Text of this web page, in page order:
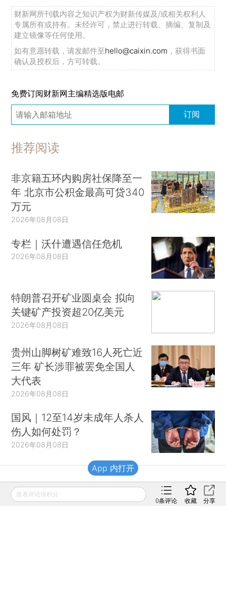
财新网所刊载内容之知识产权为财新传媒及/或相关权利人
专属所有或持有。未经许可，禁止进行转载、摘编、复制及
建立镜像等任何使用。
如有意愿转载，请发邮件至hello@caixin.com ，获得书面
确认及授权后，方可转载。
免费订阅财新网主编精选版电邮
订阅
推荐阅读
非京籍五环内购房社保降至一
年 北京市公积金最高可贷340
万元
2026年08月08日
专栏｜沃什遭遇信任危机
2026年08月08日
特朗普召开矿业圆桌会 拟向
关键矿产投资超20亿美元
2026年08月08日
贵州山脚树矿难致16人死亡近
三年 矿长涉罪被罢免全国人
大代表
2026年08月08日
国风｜12至14岁未成年人杀人
伤人如何处罚？
2026年08月08日
财新移动
发表评论得积分
0条评论 收藏 分享
App 内打开